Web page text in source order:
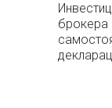
брокера